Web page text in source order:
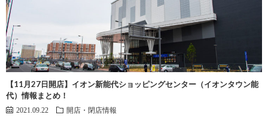
【11月27日開店】イオン新能代ショッピングセンター（イオンタウン能
代）情報まとめ！
2021.09.22 開店・閉店情報